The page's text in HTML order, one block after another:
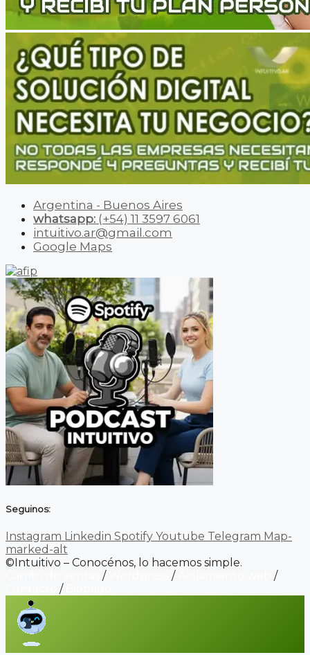
Argentina - Buenos Aires
whatsapp: (+54) 11 3597 6061
intuitivo.ar@gmail.com
Google Maps
Seguinos:
Instagram Linkedin Spotify Youtube Telegram Map-
marked-alt
©Intuitivo – Conocénos, lo hacemos simple.
/ /
/
/